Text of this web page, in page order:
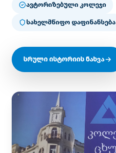
ავტორიზებული კოლეჯი
სახელმწიფო დაფინანსება
სრული ისტორიის ნახვა